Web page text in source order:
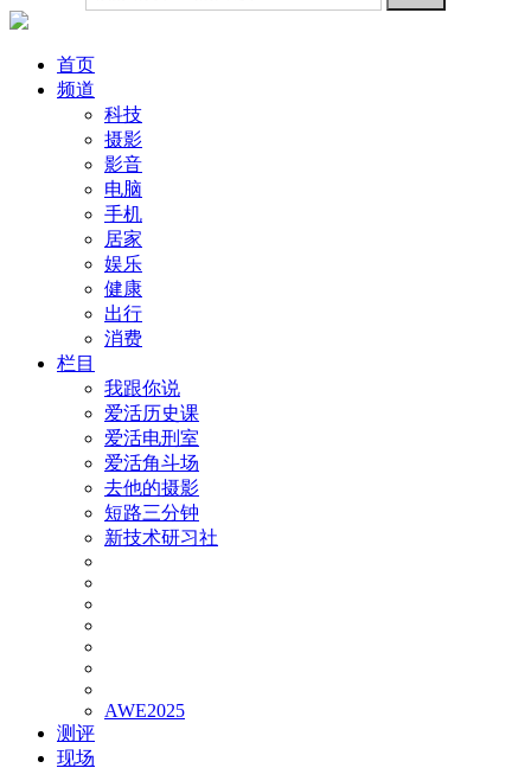
首页
频道
科技
摄影
影音
电脑
手机
居家
娱乐
健康
出行
消费
栏目
我跟你说
爱活历史课
爱活电刑室
爱活角斗场
去他的摄影
短路三分钟
新技术研习社
AWE2025
测评
现场